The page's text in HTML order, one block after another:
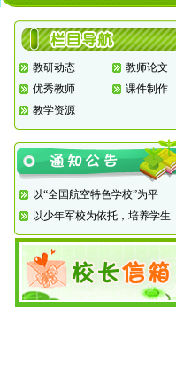
教研动态
教师论文
优秀教师
课件制作
教学资源
以“全国航空特色学校”为平
以少年军校为依托，培养学生